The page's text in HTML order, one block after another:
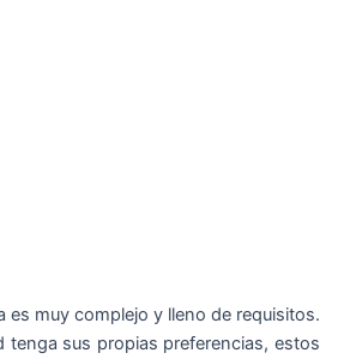
es muy complejo y lleno de requisitos.
tenga sus propias preferencias, estos